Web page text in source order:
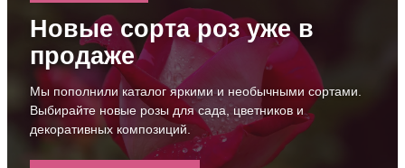
Новые сорта роз уже в
продаже
Мы пополнили каталог яркими и необычными сортами.
Выбирайте новые розы для сада, цветников и
декоративных композиций.